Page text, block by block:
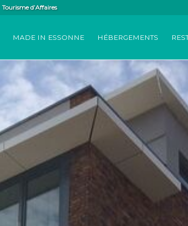
Tourisme d’Affaires
MADE IN ESSONNE HÉBERGEMENTS